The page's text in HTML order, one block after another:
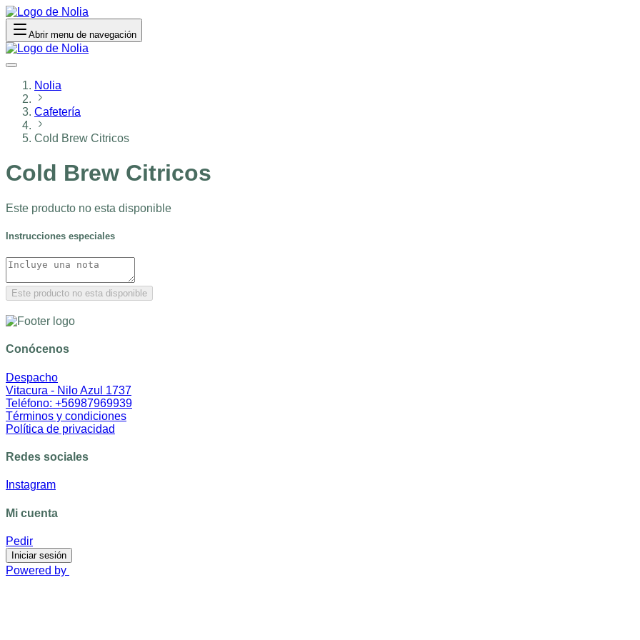
Abrir menu de navegación
Nolia
Cafetería
Cold Brew Citricos
Cold Brew Citricos
Este producto no esta disponible
Instrucciones especiales
Este producto no esta disponible
Conócenos
Despacho
Vitacura - Nilo Azul 1737
Teléfono: +56987969939
Términos y condiciones
Política de privacidad
Redes sociales
Instagram
Mi cuenta
Pedir
Iniciar sesión
Powered by